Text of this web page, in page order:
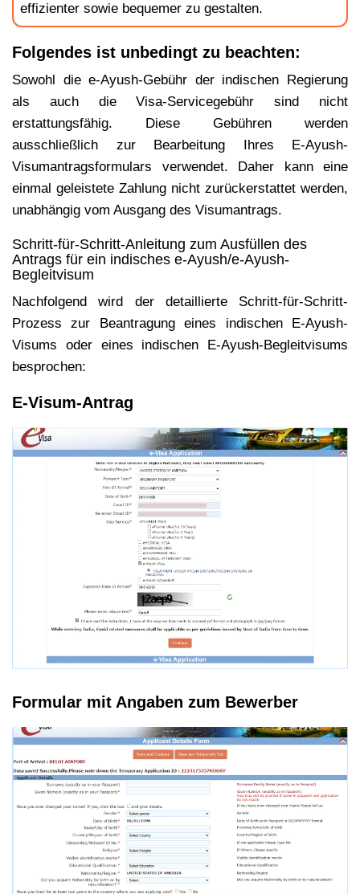
effizienter sowie bequemer zu gestalten.
Folgendes ist unbedingt zu beachten:
Sowohl die e-Ayush-Gebühr der indischen Regierung
als auch die Visa-Servicegebühr sind nicht
erstattungsfähig. Diese Gebühren werden
ausschließlich zur Bearbeitung Ihres E-Ayush-
Visumantragsformulars verwendet. Daher kann eine
einmal geleistete Zahlung nicht zurückerstattet werden,
unabhängig vom Ausgang des Visumantrags.
Schritt-für-Schritt-Anleitung zum Ausfüllen des
Antrags für ein indisches e-Ayush/e-Ayush-
Begleitvisum
Nachfolgend wird der detaillierte Schritt-für-Schritt-
Prozess zur Beantragung eines indischen E-Ayush-
Visums oder eines indischen E-Ayush-Begleitvisums
besprochen:
E-Visum-Antrag
Formular mit Angaben zum Bewerber